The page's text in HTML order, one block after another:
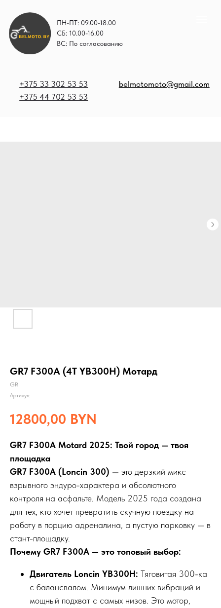
ПН-ПТ: 09.00-18.00
СБ: 10.00-16.00
ВС: По согласованию
GR7 F300A (4T YB300H) Мотард
GR
Артикул:
12800,00 BYN
GR7 F300A Motard 2025: Твой город — твоя
площадка
GR7 F300A (Loncin 300) — это дерзкий микс
взрывного эндуро-характера и абсолютного
контроля на асфальте. Модель 2025 года создана
для тех, кто хочет превратить скучную поездку на
работу в порцию адреналина, а пустую парковку — в
стант-площадку.
Почему GR7 F300A — это топовый выбор:
Двигатель Loncin YB300H: Тяговитая 300-ка
с балансвалом. Минимум лишних вибраций и
мощный подхват с самых низов. Это мотор,